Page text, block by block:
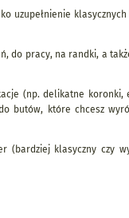
uzupełnienie
do pracy, na randki, a
(np. delikatne koronki,
butów, które chcesz
(bardziej klasyczny czy